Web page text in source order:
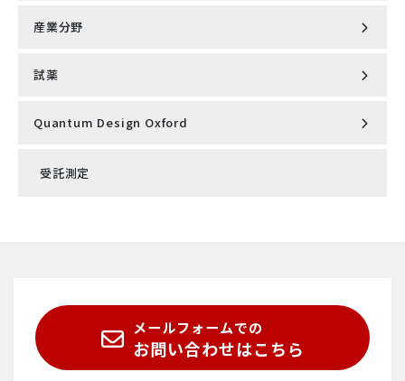
強磁性共鳴スペクトロメータ（FMR)
走査型プローブ顕微鏡 AFSEM nano
Qlibri社製 マイクロキャビティ・プラットフォーム
型カンチレバー
EuQlid社製 量子ダイヤモンド顕微鏡（QDM）
走査型NV顕微鏡 Qnami ProteusQ
ナノリサーチ原子間力顕微鏡 FlexAFM
社製 VAHEAT
超解像STED顕微鏡ユニット STEDYCON 2
分解能2nm 超解像顕微鏡 MINFLUX
磁気特性測定システム MPMS®3
小型無冷媒型PPMS® VersaLab™
Laser-Based Floating Zone Furnace（LFZ）
NEW 液体ヘリウム再凝縮システム（NMR/マルチシステム
産業分野
optek-Danulat社製 インライン式 プロセス分析計
SensoTech社製 インライン式 超音波濃度計
Knick社製 cCare pH完全自動洗浄・校正システム
Fluidan社製 オンライン式 レオメータ RheoStream®
試薬
abberior STAR
abberior LIVE
abberior DNA-PAINT
Quantum Design Oxford
ProteoxS
Proteox5mK
受託測定
メールフォームでの
お問い合わせはこちら